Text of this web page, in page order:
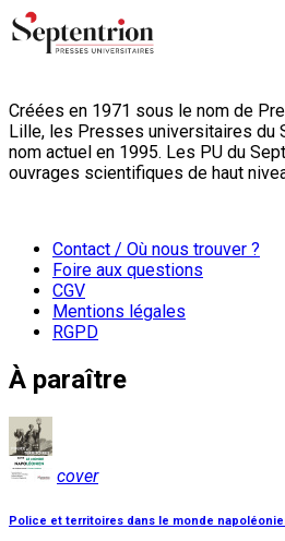
Créées en 1971 sous le nom de
Lille, les Presses universitaires du
nom actuel en 1995. Les PU du
ouvrages scientifiques de haut
Contact / Où nous trouver ?
Foire aux questions
CGV
Mentions légales
RGPD
À paraître
cover
Police et territoires dans le monde